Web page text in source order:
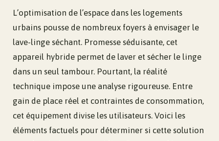
L’optimisation de l’espace dans les logements
urbains pousse de nombreux foyers à envisager le
lave-linge séchant. Promesse séduisante, cet
appareil hybride permet de laver et sécher le linge
dans un seul tambour. Pourtant, la réalité
technique impose une analyse rigoureuse. Entre
gain de place réel et contraintes de consommation,
cet équipement divise les utilisateurs. Voici les
éléments factuels pour déterminer si cette solution